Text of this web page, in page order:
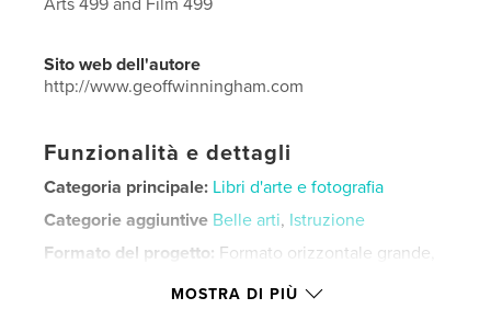
Sito web dell'autore
http://www.geoffwinningham.com
Funzionalità e dettagli
Categoria principale: Libri d'arte e fotografia
Categorie aggiuntive Belle arti, Istruzione
Formato del progetto: Formato orizzontale grande,
MOSTRA DI PIÙ